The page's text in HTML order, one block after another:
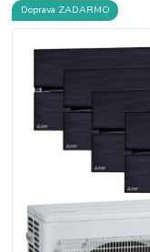
Doprava ZADARMO